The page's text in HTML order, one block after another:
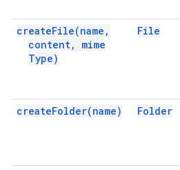
createFile(name ,
content,
mime
Type)
File
createFolder(name) Folder